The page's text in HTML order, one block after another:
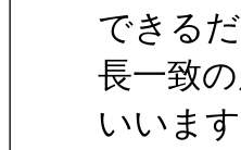
できる
長一致
いいま